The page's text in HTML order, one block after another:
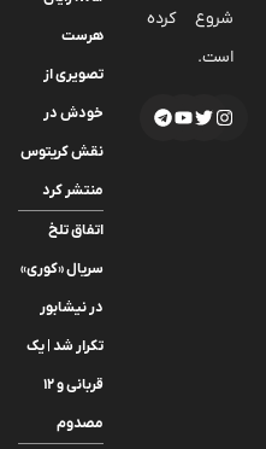
شروع کرده
است.
هرست
تصویری از
خودش در
نقش کریتوس
منتشر کرد
اتفاق تلخ
سریال «کوری»
در نیشابور
تکرار شد | یک
قربانی و ۱۲
مصدوم